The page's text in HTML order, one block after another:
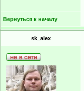
Вернуться к началу
sk_alex